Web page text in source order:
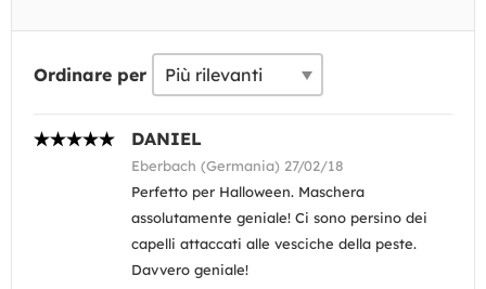
Ordinare per
DANIEL
Eberbach (Germania) 27/02/18
Perfetto per Halloween. Maschera
assolutamente geniale! Ci sono persino dei
capelli attaccati alle vesciche della peste.
Davvero geniale!